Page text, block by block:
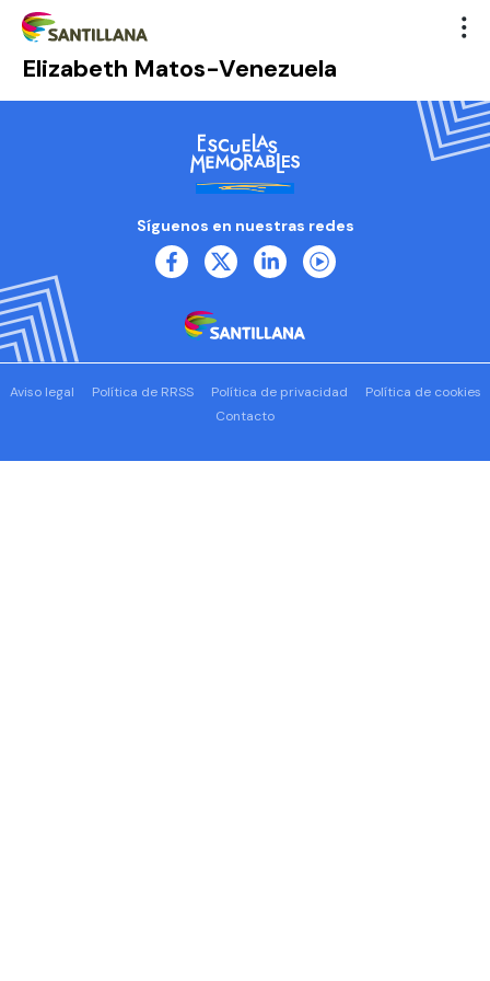
Elizabeth Matos-Venezuela
Síguenos en nuestras redes
Aviso legal Política de RRSS Política de privacidad
Política de cookies
Contacto